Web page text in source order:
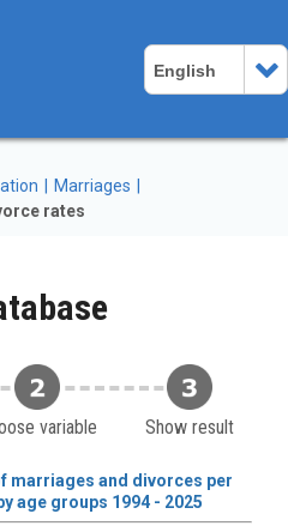
English
Marriages
rates
variable Show result
marriages and divorces per
age groups 1994 - 2025